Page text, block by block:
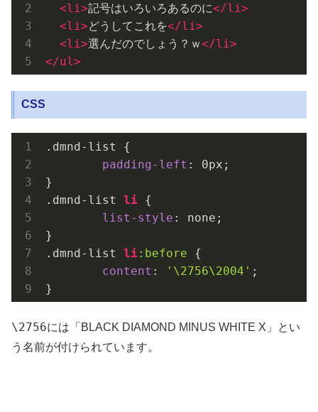
<li>記号はいろいろあるのに</li>
<li>どうしてこれを</li>
<li>選んだのでしょう？ｗ</li>
</ul>
CSS
.dmnd-list
{
padding-left : 0px ;
.dmnd-list
li {
list-style : none;
.dmnd-list
li :before {
content : '\2756\2004' ;
}
\2756には「BLACK DIAMOND MINUS WHITE X」とい
う名前が付けられています。